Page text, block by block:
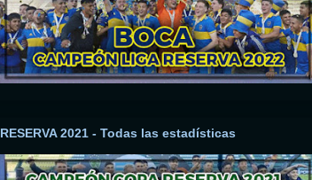
RESERVA 2021 - Todas las estadísticas